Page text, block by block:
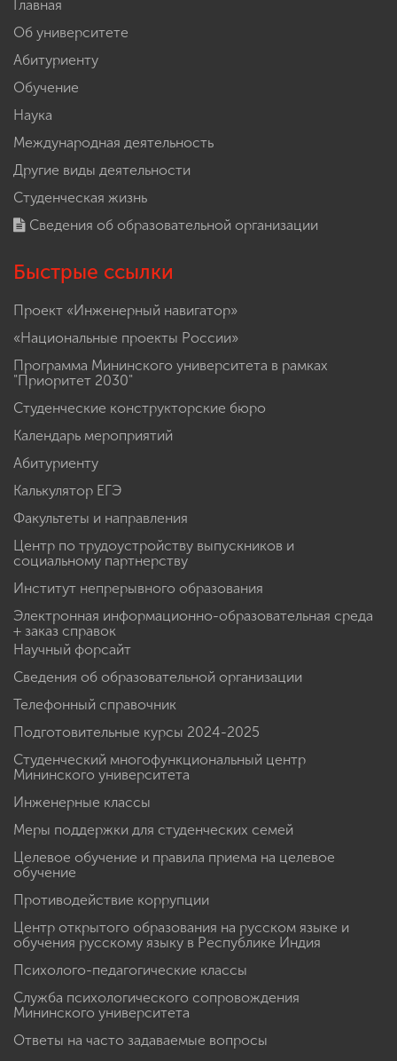
Главная
Об университете
Абитуриенту
Обучение
Наука
Международная деятельность
Другие виды деятельности
Студенческая жизнь
Сведения об образовательной организации
Быстрые ссылки
Проект «Инженерный навигатор»
«Национальные проекты России»
Программа Мининского университета в рамках
"Приоритет 2030"
Студенческие конструкторские бюро
Календарь мероприятий
Абитуриенту
Калькулятор ЕГЭ
Факультеты и направления
Центр по трудоустройству выпускников и
социальному партнерству
Институт непрерывного образования
Электронная информационно-образовательная среда
+ заказ справок
Научный форсайт
Сведения об образовательной организации
Телефонный справочник
Подготовительные курсы 2024-2025
Студенческий многофункциональный центр
Мининского университета
Инженерные классы
Меры поддержки для студенческих семей
Целевое обучение и правила приема на целевое
обучение
Противодействие коррупции
Центр открытого образования на русском языке и
обучения русскому языку в Республике Индия
Психолого-педагогические классы
Служба психологического сопровождения
Мининского университета
Ответы на часто задаваемые вопросы